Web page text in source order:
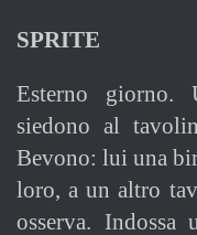
SPRITE
Esterno giorno.
siedono al
Bevono: lui una
loro, a un altro
osserva.